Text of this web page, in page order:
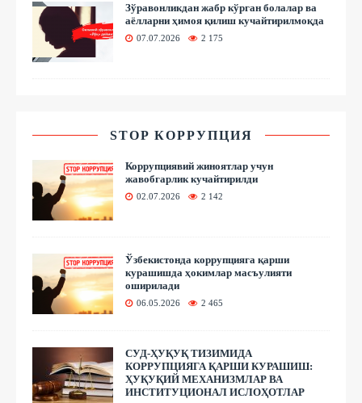
Зўравонликдан жабр кўрган болалар ва
аёлларни ҳимоя қилиш кучайтирилмоқда
07.07.2026 2 175
STOP КОРРУПЦИЯ
Коррупциявий жиноятлар учун
жавобгарлик кучайтирилди
02.07.2026 2 142
Ўзбекистонда коррупцияга қарши
курашишда ҳокимлар масъулияти
оширилади
06.05.2026 2 465
СУД-ҲУҚУҚ ТИЗИМИДА
КОРРУПЦИЯГА ҚАРШИ КУРАШИШ:
ҲУҚУҚИЙ МЕХАНИЗМЛАР ВА
ИНСТИТУЦИОНАЛ ИСЛОҲОТЛАР